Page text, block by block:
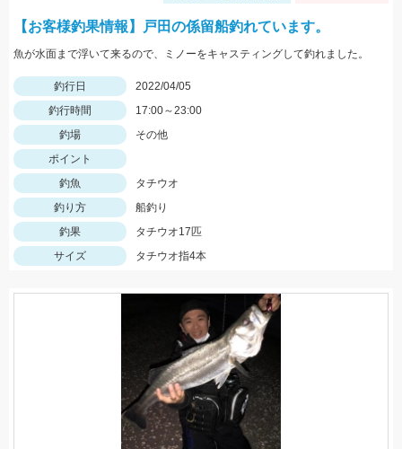
【お客様釣果情報】戸田の係留船釣れています。
魚が水面まで浮いて来るので、ミノーをキャスティングして釣れました。
釣行日
2022/04/05
釣行時間
17:00～23:00
釣場
その他
ポイント
釣魚
タチウオ
釣り方
船釣り
釣果
タチウオ17匹
サイズ
タチウオ指4本